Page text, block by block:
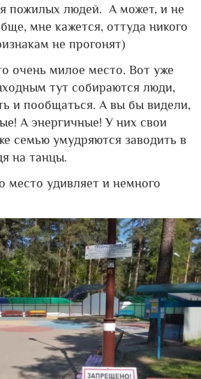
пожилых людей. А может, и не
мне кажется, оттуда никого
не прогонят)
очень милое место. Вот уже
тут собираются люди,
и пообщаться. А вы бы видели,
А энергичные! У них свои
семью умудряются заводить в
на танцы.
место удивляет и немного